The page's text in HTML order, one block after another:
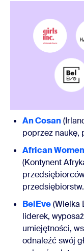
An Cosan
poprzez naukę,
African
(Kontynent
przedsiębiorstw.
BelEve(Wielka
liderek,
umiejętności,
odnaleźć swój